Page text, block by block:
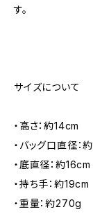
す。
サイズについて
・高さ：約14cm
・バッグ口直径：
・底直径：約16cm
・持ち手：約19cm
・重量：約270g